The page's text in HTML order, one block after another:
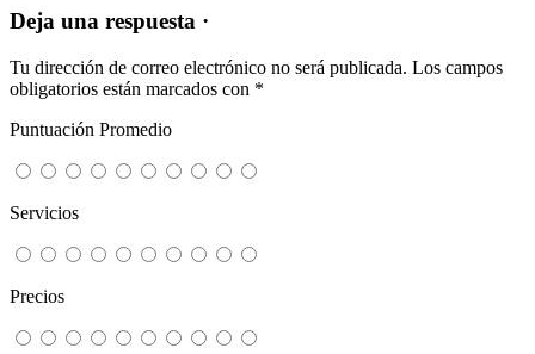
Deja una respuesta ·
Tu dirección de correo electrónico no será publicada. Los campos
obligatorios están marcados con *
Puntuación Promedio
Servicios
Precios